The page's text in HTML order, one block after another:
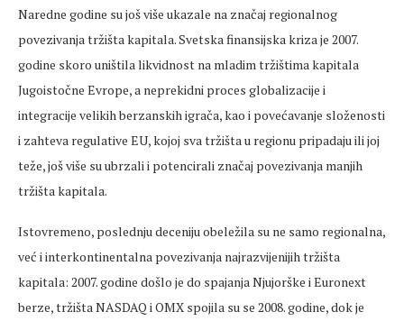
Naredne godine su još više ukazale na značaj regionalnog
povezivanja tržišta kapitala. Svetska finansijska kriza je 2007.
godine skoro uništila likvidnost na mladim tržištima kapitala
Jugoistočne Evrope, a neprekidni proces globalizacije i
integracije velikih berzanskih igrača, kao i povećavanje složenosti
i zahteva regulative EU, kojoj sva tržišta u regionu pripadaju ili joj
teže, još više su ubrzali i potencirali značaj povezivanja manjih
tržišta kapitala.
Istovremeno, poslednju deceniju obeležila su ne samo regionalna,
već i interkontinentalna povezivanja najrazvijenijih tržišta
kapitala: 2007. godine došlo je do spajanja Njujorške i Euronext
berze, tržišta NASDAQ i OMX spojila su se 2008. godine, dok je